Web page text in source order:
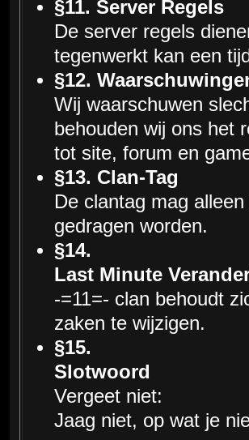
§11. Server Regels
De server regels
tegenwerkt kan een
§12.
Wij waarschuwen
behouden wij ons het
tot site, forum en
§13. Clan-Tag
De clantag mag
gedragen worden.
§14.
Last Minute
-=11=- clan behoudt
zaken te wijzigen.
§15.
Slotwoord
Vergeet niet:
Jaag niet, op wat je